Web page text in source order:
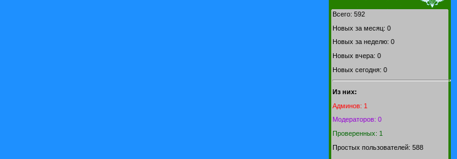
Всего: 592
Новых за месяц: 0
Новых за неделю: 0
Новых вчера: 0
Новых сегодня: 0
Из них:
Админов: 1
Модераторов: 0
Проверенных: 1
Простых пользователей: 588